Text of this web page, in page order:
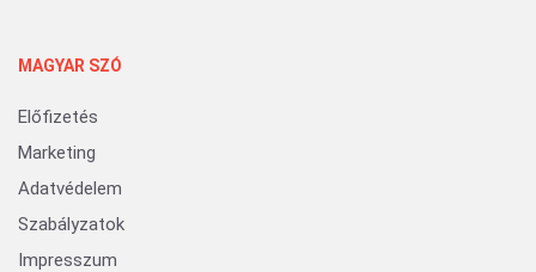
MAGYAR SZÓ
Előfizetés
Marketing
Adatvédelem
Szabályzatok
Impresszum